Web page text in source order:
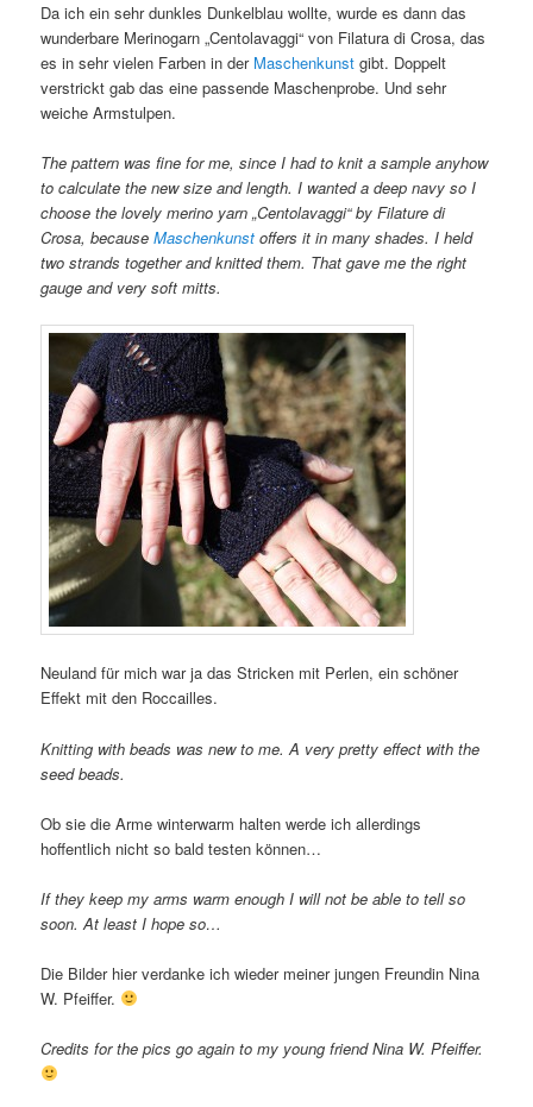
Da ich ein sehr dunkles Dunkelblau wollte, wurde es dann das
wunderbare Merinogarn „Centolavaggi“ von Filatura di Crosa, das
es in sehr vielen Farben in der Maschenkunst gibt. Doppelt
verstrickt gab das eine passende Maschenprobe. Und sehr
weiche Armstulpen.
The pattern was fine for me, since I had to knit a sample anyhow
to calculate the new size and length. I wanted a deep navy so I
choose the lovely merino yarn „Centolavaggi“ by Filature di
Crosa, becauseMaschenkunst offers it in many shades. I held
two strands together and knitted them. That gave me the right
gauge and very soft mitts.
Neuland für mich war ja das Stricken mit Perlen, ein schöner
Effekt mit den Roccailles.
Knitting with beads was new to me. A very pretty effect with the
seed beads.
Ob sie die Arme winterwarm halten werde ich allerdings
hoffentlich nicht so bald testen können…
If they keep my arms warm enough I will not be able to tell so
soon. At least I hope so…
Die Bilder hier verdanke ich wieder meiner jungen Freundin Nina
W. Pfeiffer.
Credits for the pics go again to my young friend Nina W. Pfeiffer.